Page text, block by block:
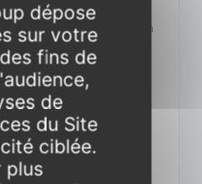
à chaud est mise
en fin de formation
la satisfaction des
des apports
que la formation a
de départ.
dépose
sur votre
fins de
de
du Site
ciblée.
plus